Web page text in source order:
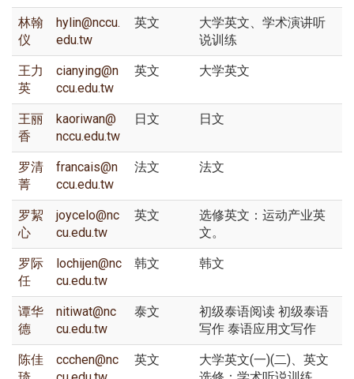
林翰
仪
hylin@nccu.
edu.tw
英文
大学英文、学术演讲听
说训练
王力
英
cianying@n
ccu.edu.tw
英文 大学英文
王丽
香
kaoriwan@
nccu.edu.tw
日文 日文
罗清
菁
francais@n
ccu.edu.tw
法文 法文
罗絜
心
joycelo@nc
cu.edu.tw
英文
选修英文：运动产业英
文。
罗际
任
lochijen@nc
cu.edu.tw
韩文 韩文
谭华
德
nitiwat@nc
cu.edu.tw
泰文
初级泰语阅读 初级泰语
写作 泰语应用文写作
陈佳
ccchen@nc
英文
大学英文(一)(二)、英文